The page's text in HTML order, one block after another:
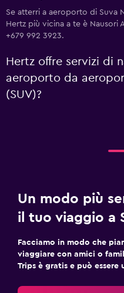
Se atterri a aeroporto di Suva
Hertz più vicina a te è
+679 992 3923.
Hertz offre servizi di
aeroporto da
(SUV)?
Un modo più
il tuo viaggio a
Facciamo in modo che
viaggiare con amici o
Trips è gratis e può